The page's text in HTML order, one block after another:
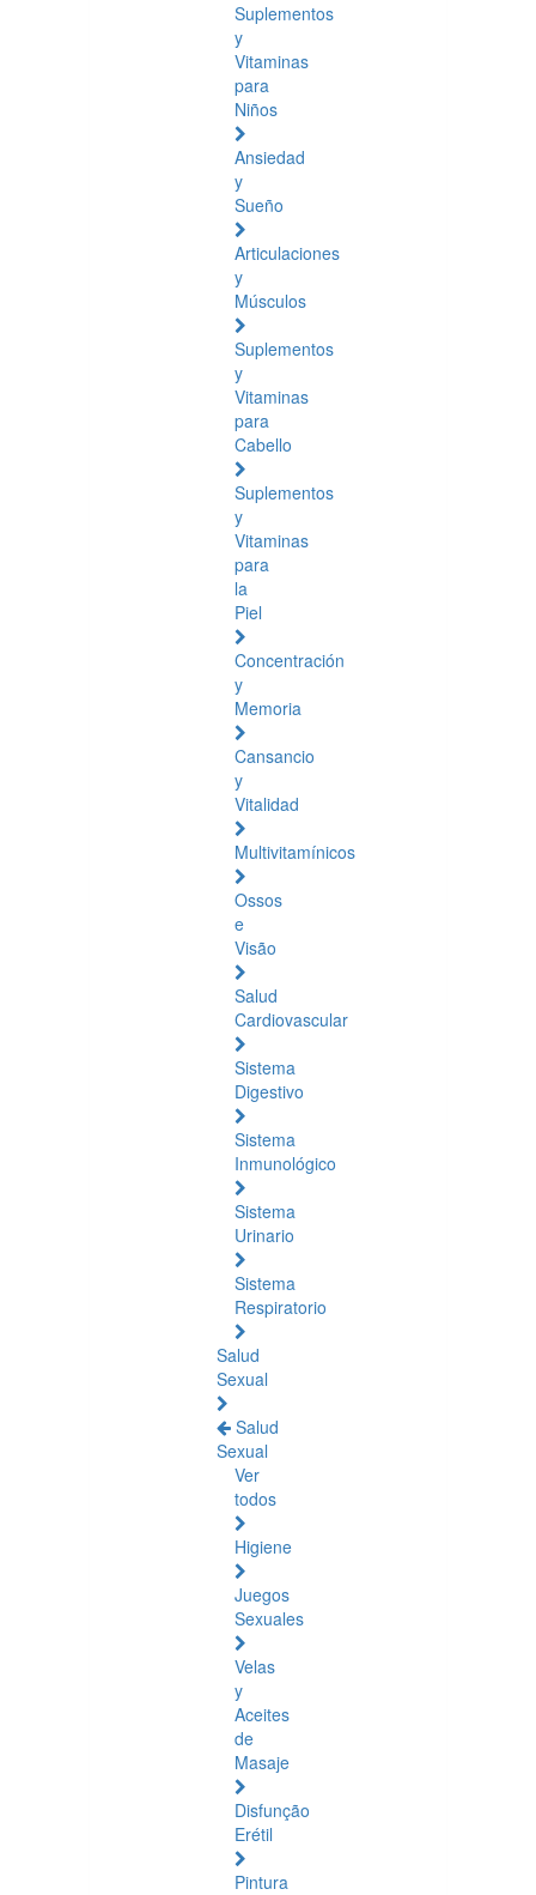
Suplementos
y
Vitaminas
para
Niños
Ansiedad
y
Sueño
Articulaciones
y
Músculos
Suplementos
y
Vitaminas
para
Cabello
Suplementos
y
Vitaminas
para
la
Piel
Concentración
y
Memoria
Cansancio
y
Vitalidad
Multivitamínicos
Ossos
e
Visão
Salud
Cardiovascular
Sistema
Digestivo
Sistema
Inmunológico
Sistema
Urinario
Sistema
Respiratorio
Salud
Sexual
Salud
Sexual
Ver
todos
Higiene
Juegos
Sexuales
Velas
y
Aceites
de
Masaje
Disfunção
Erétil
Pintura